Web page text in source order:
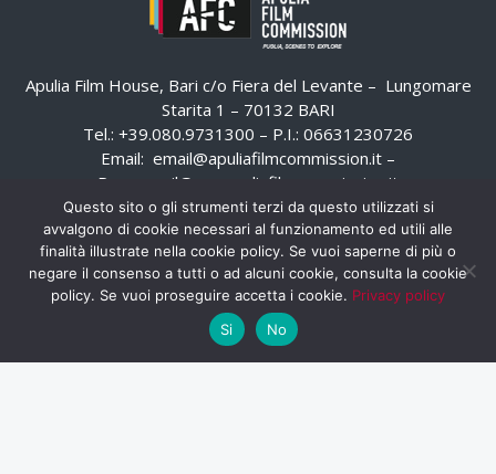
Apulia Film House, Bari c/o Fiera del Levante – Lungomare
Starita 1 – 70132 BARI
Tel.: +39.080.9731300 – P.I.: 06631230726
Email: email@apuliafilmcommission.it –
Pec:
email@pec.apuliafilmcommission.it
Questo sito o gli strumenti terzi da questo utilizzati si
avvalgono di cookie necessari al funzionamento ed utili alle
finalità illustrate nella cookie policy. Se vuoi saperne di più o
negare il consenso a tutti o ad alcuni cookie, consulta la cookie
policy. Se vuoi proseguire accetta i cookie. Privacy policy
Si
No